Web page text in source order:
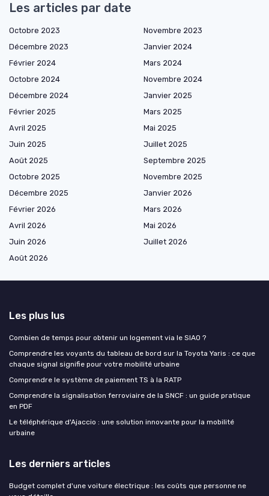
Les articles par date
Octobre 2023
Novembre 2023
Décembre 2023
Janvier 2024
Février 2024
Mars 2024
Octobre 2024
Novembre 2024
Décembre 2024
Janvier 2025
Février 2025
Mars 2025
Avril 2025
Mai 2025
Juin 2025
Juillet 2025
Août 2025
Septembre 2025
Octobre 2025
Novembre 2025
Décembre 2025
Janvier 2026
Février 2026
Mars 2026
Avril 2026
Mai 2026
Juin 2026
Juillet 2026
Août 2026
Les plus lus
Combien de temps pour obtenir un logement via le SIAO ?
Comprendre les voyants du tableau de bord sur la Toyota Yaris : ce que
chaque signal signifie pour votre mobilité urbaine
Comprendre le système de paiement TS à la RATP
Comprendre la signalisation ferroviaire de la SNCF : un guide pratique
en PDF
Le téléphérique d'Ajaccio : une solution innovante pour la mobilité
urbaine
Les derniers articles
Budget complet d'une voiture électrique : les coûts que personne ne